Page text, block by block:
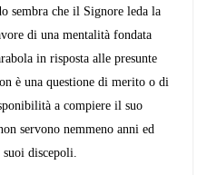
sembra che il Signore leda la
di una mentalità fondata
in risposta alle presunte
è una questione di merito o di
a compiere il suo
servono nemmeno anni ed
discepoli.